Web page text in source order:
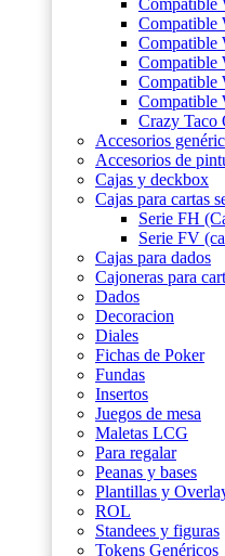
Compatible
Compatible
Compatible
Compatible
Compatible
Crazy Taco
Accesorios
Accesorios de
Cajas y deckbox
Cajas para cartas
Serie FH
Serie FV
Cajas para dados
Cajoneras para
Dados
Decoracion
Diales
Fichas de Poker
Fundas
Insertos
Juegos de mesa
Maletas LCG
Para regalar
Peanas y bases
Plantillas y
ROL
Standees y figuras
Tokens Genéricos